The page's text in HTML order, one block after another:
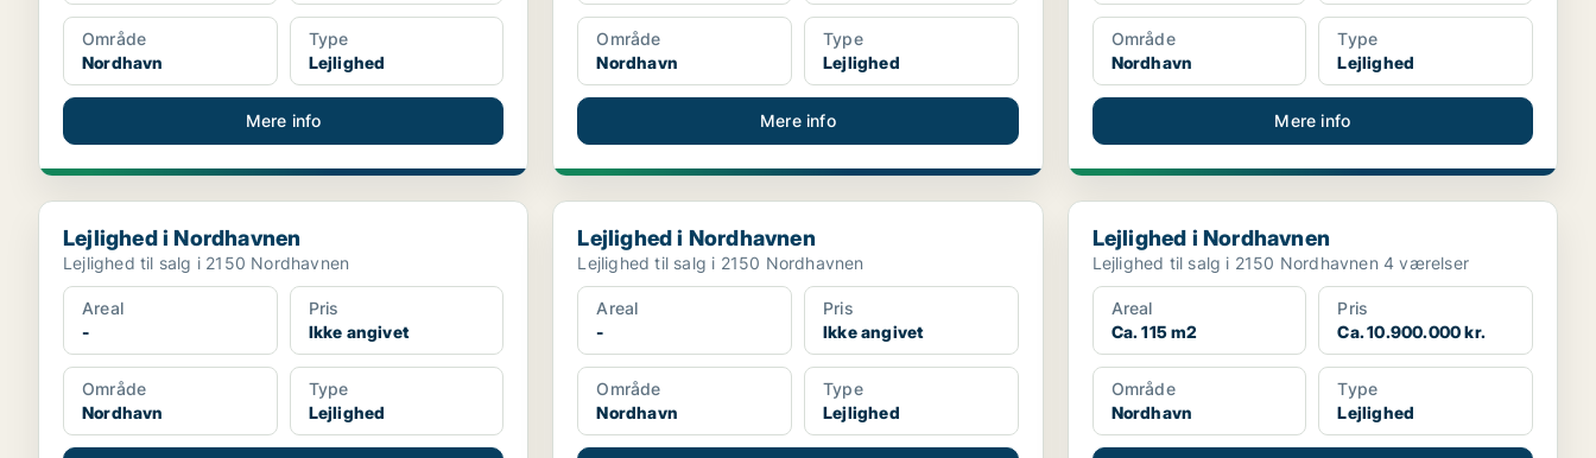
Område
Nordhavn
Type
Lejlighed
Mere info
Område
Nordhavn
Type
Lejlighed
Mere info
Område
Nordhavn
Type
Lejlighed
Mere info
Lejlighed i Nordhavnen
Lejlighed i Nordhavnen
Lejlighed til salg i 2150 Nordhavnen
Areal
-
Pris
Ikke angivet
Område
Nordhavn
Type
Lejlighed
Lejlighed i Nordhavnen
Lejlighed i Nordhavnen
Lejlighed til salg i 2150 Nordhavnen
Areal
-
Pris
Ikke angivet
Område
Nordhavn
Type
Lejlighed
Lejlighed i Nordhavnen
Lejlighed i Nordhavnen
Lejlighed til salg i 2150 Nordhavnen 4 værelser
Areal
Ca. 115 m2
Pris
Ca. 10.900.000 kr.
Område
Nordhavn
Type
Lejlighed